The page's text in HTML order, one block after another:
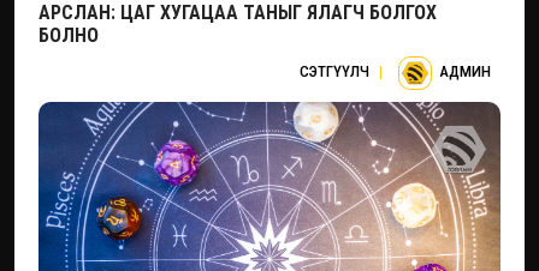
АРСЛАН: ЦАГ ХУГАЦАА ТАНЫГ ЯЛАГЧ БОЛГОХ
БОЛНО
СЭТГҮҮЛЧ | АДМИН